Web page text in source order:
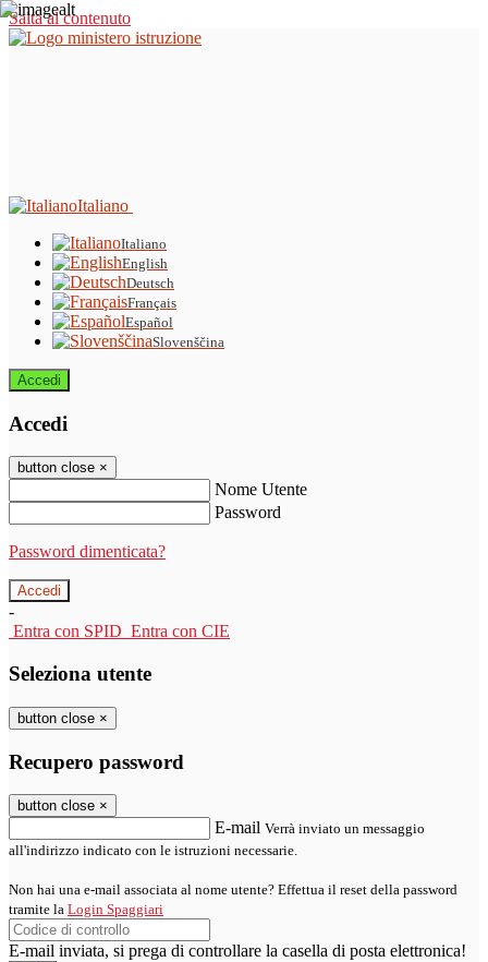
Salta al contenuto
Italiano
Italiano
English
Deutsch
Français
Español
Slovenščina
Accedi
Accedi
button close ×
Nome Utente
Password
Password dimenticata?
-
Entra con SPID Entra con CIE
Seleziona utente
button close ×
Recupero password
button close ×
E-mail Verrà inviato un messaggio
all'indirizzo indicato con le istruzioni necessarie.
Non hai una e-mail associata al nome utente? Effettua il reset della password
tramite la Login Spaggiari
E-mail inviata, si prega di controllare la casella di posta elettronica!